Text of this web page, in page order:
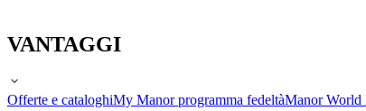
VANTAGGI
Offerte e cataloghiMy Manor programma fedeltàManor World